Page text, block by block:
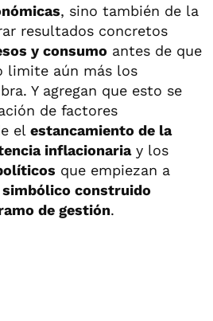
, sino también de la
resultados concretos
y consumo antes de que
limite aún más los
Y agregan que esto se
de factores
el estancamiento de la
inflacionariay los
que empiezan a
construido
de gestión.